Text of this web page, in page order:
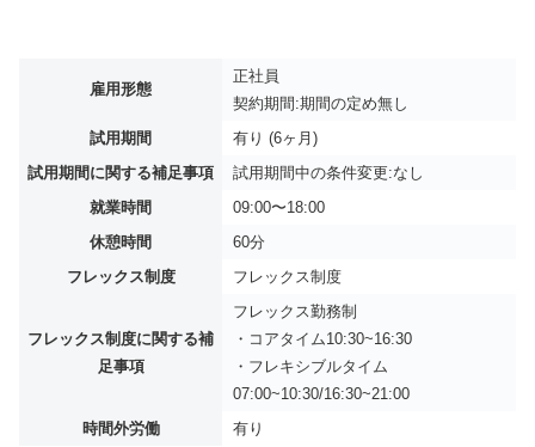
雇用形態
正社員
契約期間:期間の定め無し
試用期間
有り (6ヶ月)
試用期間に関する補足事項
試用期間中の条件変更:なし
就業時間
09:00〜18:00
休憩時間
60分
フレックス制度
フレックス制度
フレックス制度に関する補
足事項
フレックス勤務制
・コアタイム10:30~16:30
・フレキシブルタイム
07:00~10:30/16:30~21:00
時間外労働
有り